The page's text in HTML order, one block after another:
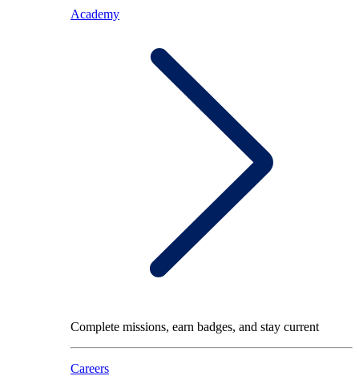
Academy
Complete missions, earn badges, and stay current
Careers